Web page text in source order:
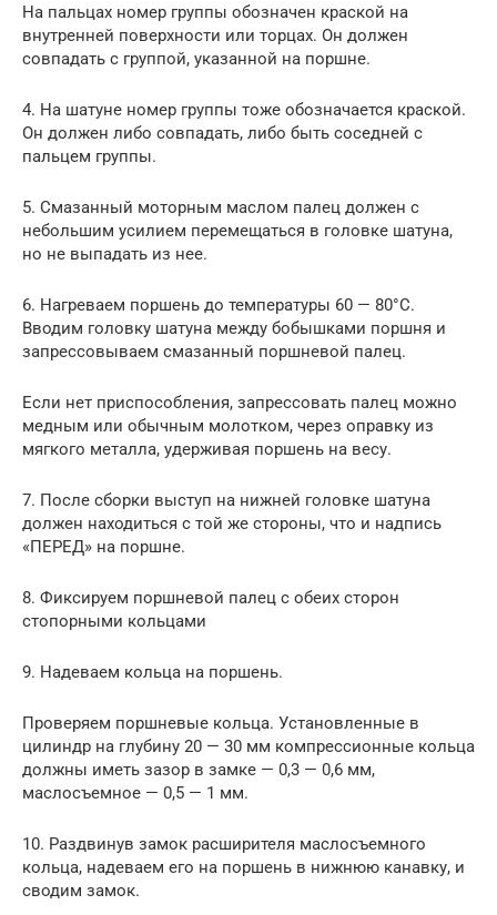
На пальцах номер группы обозначен краской на
внутренней поверхности или торцах. Он должен
совпадать с группой, указанной на поршне.
4. На шатуне номер группы тоже обозначается краской.
Он должен либо совпадать, либо быть соседней с
пальцем группы.
5. Смазанный моторным маслом палец должен с
небольшим усилием перемещаться в головке шатуна,
но не выпадать из нее.
6. Нагреваем поршень до температуры 60 — 80°С.
Вводим головку шатуна между бобышками поршня и
запрессовываем смазанный поршневой палец.
Если нет приспособления, запрессовать палец можно
медным или обычным молотком, через оправку из
мягкого металла, удерживая поршень на весу.
7. После сборки выступ на нижней головке шатуна
должен находиться с той же стороны, что и надпись
«ПЕРЕД» на поршне.
8. Фиксируем поршневой палец с обеих сторон
стопорными кольцами
9. Надеваем кольца на поршень.
Проверяем поршневые кольца. Установленные в
цилиндр на глубину 20 — 30 мм компрессионные кольца
должны иметь зазор в замке — 0,3 — 0,6 мм,
маслосъемное — 0,5 — 1 мм.
10. Раздвинув замок расширителя маслосъемного
кольца, надеваем его на поршень в нижнюю канавку, и
сводим замок.